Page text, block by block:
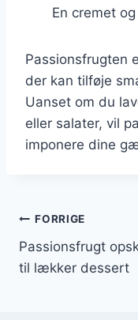
En cremet
Passionsfrugten
der kan tilføje
Uanset om du
eller salater, vil
imponere dine
FORRIGE
Passionsfrugt
til lækker dessert